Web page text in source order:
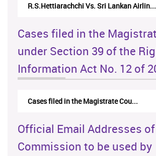
N.Kodituwakku Vs. Attorney General's
Cases filed in the
under Section 39 of the
Information Act No. 12 of
Cases filed in the Magistrate Cou...
Official Email Addresses
Commission to be used by